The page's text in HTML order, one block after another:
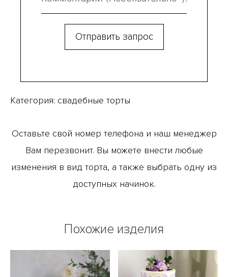
Категория: свадебные торты
Оставьте свой номер телефона и наш менеджер
Вам перезвонит. Вы можете внести любые
изменения в вид торта, а также выбрать одну из
доступных начинок.
Похожие изделия